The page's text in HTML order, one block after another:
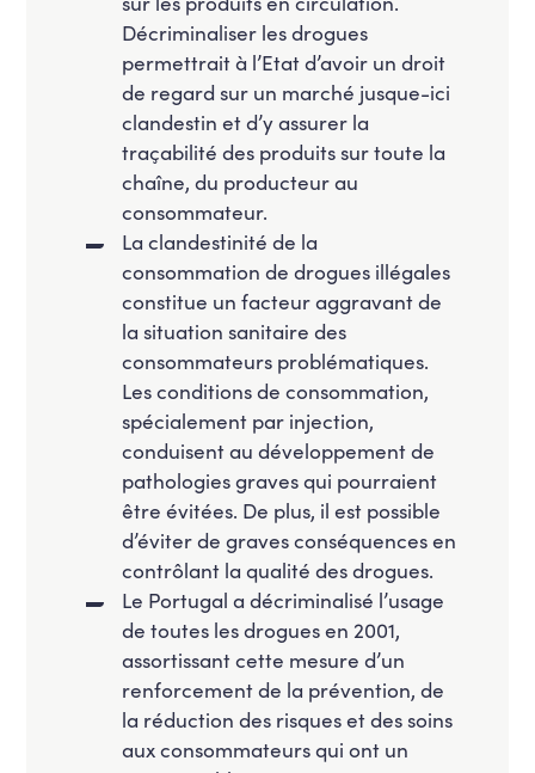
Décriminaliser les drogues
permettrait à l’Etat d’avoir un droit
de regard sur un marché jusque-ici
clandestin et d’y assurer la
traçabilité des produits sur toute la
chaîne, du producteur au
consommateur.
La clandestinité de la
consommation de drogues illégales
constitue un facteur aggravant de
la situation sanitaire des
consommateurs problématiques.
Les conditions de consommation,
spécialement par injection,
conduisent au développement de
pathologies graves qui pourraient
être évitées. De plus, il est possible
d’éviter de graves conséquences en
contrôlant la qualité des drogues.
Le Portugal a décriminalisé l’usage
de toutes les drogues en 2001,
assortissant cette mesure d’un
renforcement de la prévention, de
la réduction des risques et des soins
aux consommateurs qui ont un